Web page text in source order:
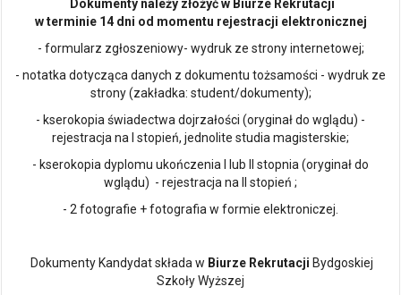
Dokumenty należy złożyć w Biurze Rekrutacji
w terminie 14 dni od momentu rejestracji elektronicznej
- formularz zgłoszeniowy- wydruk ze strony internetowej;
- notatka dotycząca danych z dokumentu tożsamości - wydruk ze
strony (zakładka: student/dokumenty);
- kserokopia świadectwa dojrzałości (oryginał do wglądu) -
rejestracja na I stopień, jednolite studia magisterskie;
- kserokopia dyplomu ukończenia I lub II stopnia (oryginał do
wglądu) - rejestracja na II stopień ;
- 2 fotografie + fotografia w formie elektroniczej.
Dokumenty Kandydat składa w Biurze Rekrutacji Bydgoskiej
Szkoły Wyższej